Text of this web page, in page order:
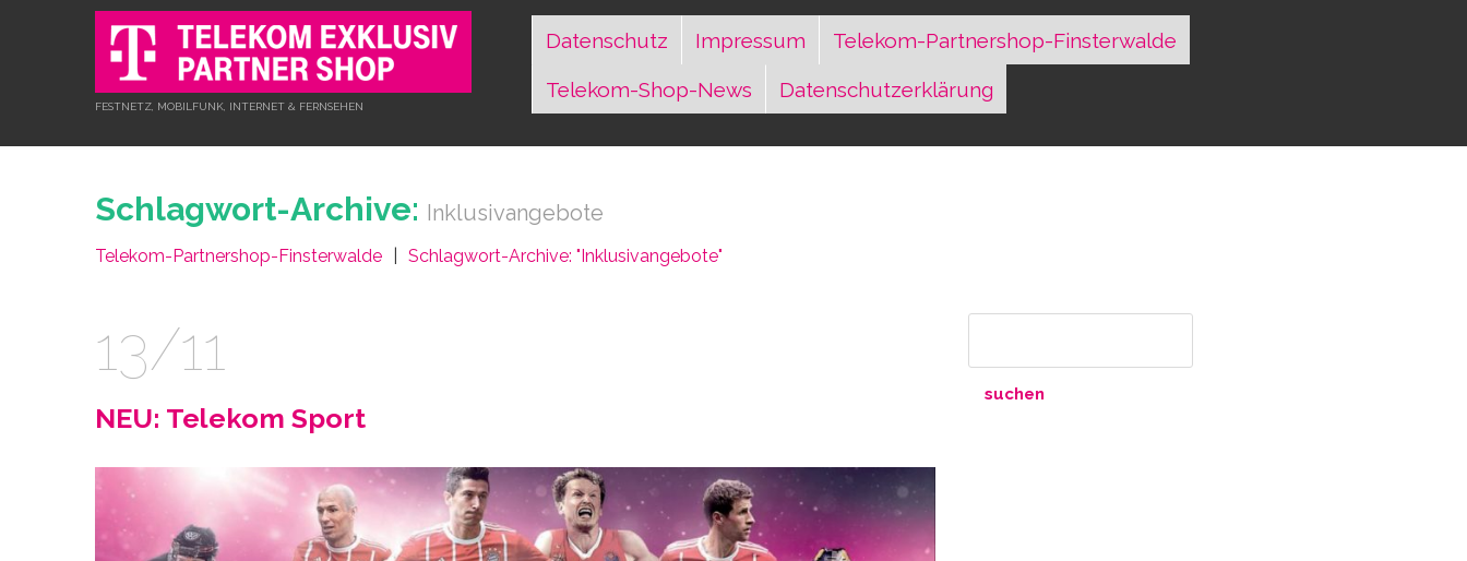
FESTNETZ, MOBILFUNK, INTERNET & FERNSEHEN
Datenschutz Impressum Telekom-Partnershop-Finsterwalde
Telekom-Shop-News Datenschutzerklärung
Schlagwort-Archive: Inklusivangebote
Telekom-Partnershop-Finsterwalde Schlagwort-Archive: "Inklusivangebote"
13/11
NEU: Telekom Sport